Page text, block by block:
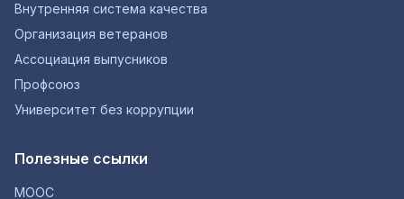
Внутренняя система качества
Организация ветеранов
Ассоциация выпусников
Профсоюз
Университет без коррупции
Полезные ссылки
MOOC